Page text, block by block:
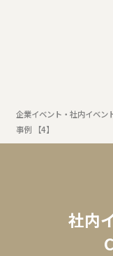
企業イベント・社内イベン
事例 【4】
社内